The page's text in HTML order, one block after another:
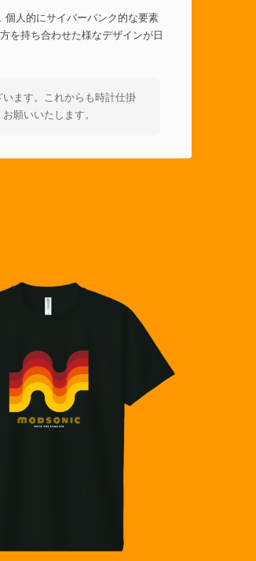
人的にサイバーパンク的な要素
を持ち合わせた様なデザインが日
ます。これからも時計仕掛
願いいたします。
す🚀
。modsonicさんのセンス、今後も
価していただけたことが何
いただけましたら幸いで